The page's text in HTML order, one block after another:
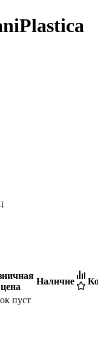
цена
Наличие
пуст